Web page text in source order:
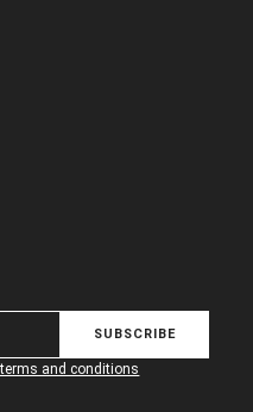
SUBSCRIBE
and conditions